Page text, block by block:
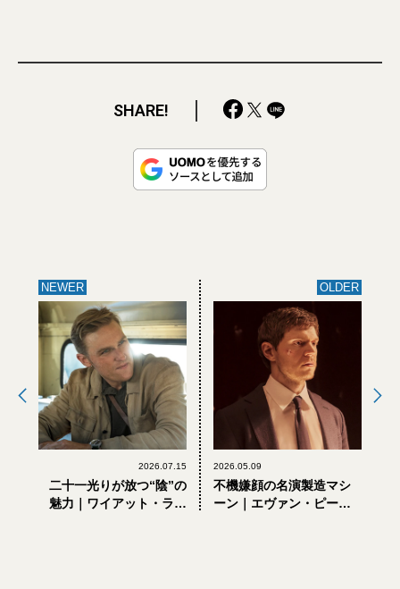
SHARE!
NEWER
2026.07.15
二十一光りが放つ“陰”の
魅力｜ワイアット・ラッ
OLDER
2026.05.09
不機嫌顔の名演製造マシ
ーン｜エヴァン・ピータ